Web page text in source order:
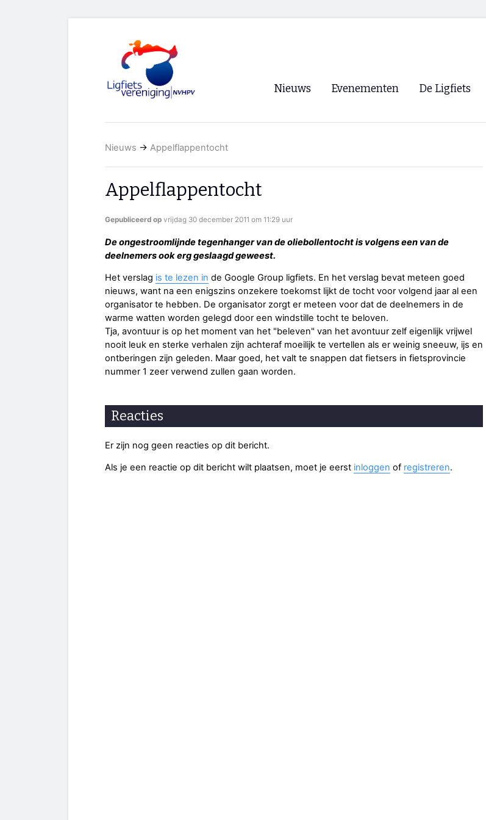
Nieuws Evenementen
WK Ligfietsen 2026
De Ligfiets
Nieuws → Appelflappentocht
Appelflappentocht
Gepubliceerd op vrijdag 30 december 2011 om 11:29 uur
De ongestroomlijnde tegenhanger van de oliebollentocht is volgens een van de
deelnemers ook erg geslaagd geweest.
Het verslag is te lezen in de Google Group ligfiets. En het verslag bevat meteen goed
nieuws, want na een enigszins onzekere toekomst lijkt de tocht voor volgend jaar al een
organisator te hebben. De organisator zorgt er meteen voor dat de deelnemers in de
warme watten worden gelegd door een windstille tocht te beloven.
Tja, avontuur is op het moment van het "beleven" van het avontuur zelf eigenlijk vrijwel
nooit leuk en sterke verhalen zijn achteraf moeilijk te vertellen als er weinig sneeuw, ijs en
ontberingen zijn geleden. Maar goed, het valt te snappen dat fietsers in fietsprovincie
nummer 1 zeer verwend zullen gaan worden.
Reacties
Er zijn nog geen reacties op dit bericht.
Als je een reactie op dit bericht wilt plaatsen, moet je eerst inloggen of registreren.